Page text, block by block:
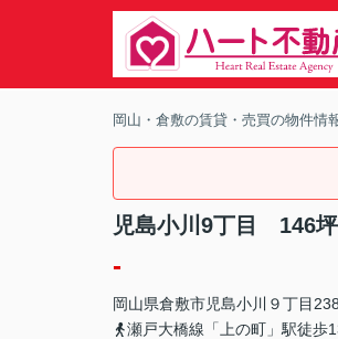
岡山・倉敷の賃貸・売買の物件情
児島小川9丁目 146
-
岡山県倉敷市児島小川 ９丁目
瀬戸大橋線「上の町」駅徒歩